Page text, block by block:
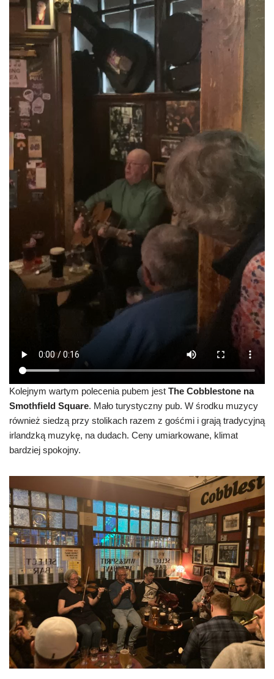
Kolejnym wartym polecenia pubem jest The Cobblestone na
Smothfield Square. Mało turystyczny pub. W środku muzycy
również siedzą przy stolikach razem z gośćmi i grają tradycyjną
irlandzką muzykę, na dudach. Ceny umiarkowane, klimat
bardziej spokojny.